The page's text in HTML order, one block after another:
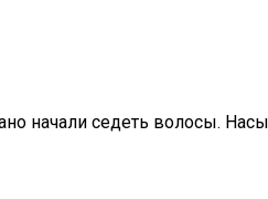
начали седеть волосы.